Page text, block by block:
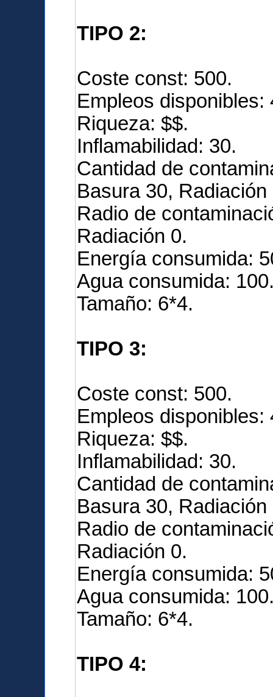
TIPO 2:
Coste const: 500.
Empleos disponibles:
Riqueza: $$.
Inflamabilidad: 30.
Cantidad de
Basura 30, Radiación
Radio de
Radiación 0.
Energía consumida:
Agua consumida:
Tamaño: 6*4.
TIPO 3:
Coste const: 500.
Empleos disponibles:
Riqueza: $$.
Inflamabilidad: 30.
Cantidad de
Basura 30, Radiación
Radio de
Radiación 0.
Energía consumida:
Agua consumida:
Tamaño: 6*4.
TIPO 4: